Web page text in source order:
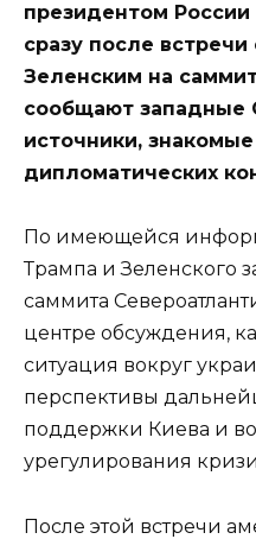
президентом
сразу после
Зеленским на
сообщают западные
источники,
дипломатических
По имеющейся
Трампа и Зеленского
саммита
центре обсуждения,
ситуация вокруг
перспективы
поддержки Киева и
урегулирования
После этой встречи